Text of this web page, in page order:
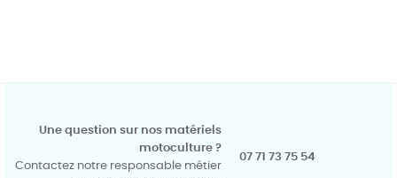
Une question sur nos matériels
motoculture ?
Contactez notre responsable métier
07 71 73 75 54